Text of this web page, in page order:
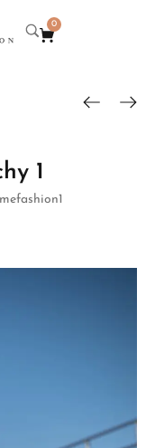
0
1